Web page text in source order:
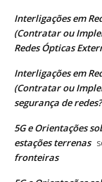
Interligações em
(Contratar ou
Redes Ópticas
Interligações em
(Contratar ou
segurança de redes?
5G e Orientações
estações terrenas
fronteiras